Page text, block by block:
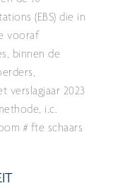
(EBS) die in
vooraf
binnen de
verslagjaar 2023
i.c.
# fte schaars